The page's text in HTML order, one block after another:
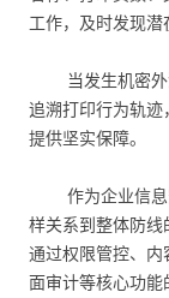
工作，及时发现潜
当发生机密
追溯打印行为轨
提供坚实保障。
作为企业信
样关系到整体防线
通过权限管控、
面审计等核心功